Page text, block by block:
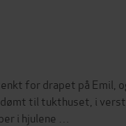
for drapet på Emil,
dømt til tukthuset, i
i hjulene …